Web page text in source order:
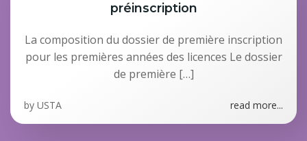
préinscription
La composition du dossier de première inscription
pour les premières années des licences Le dossier
de première […]
by USTA read more...